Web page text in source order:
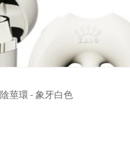
莖環 - 象牙白色